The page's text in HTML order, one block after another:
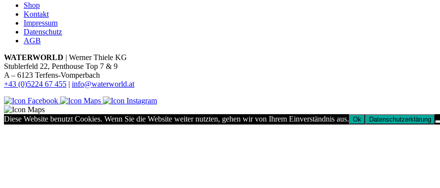
Shop
Kontakt
Impressum
Datenschutz
AGB
WATERWORLD | Werner Thiele KG
Stublerfeld 22, Penthouse Top 7 & 9
A – 6123 Terfens-Vomperbach
+43 (0)5224 67 455 | info@waterworld.at
Diese Website benutzt Cookies. Wenn Sie die Website weiter nutzten, gehen wir von Ihrem Einverständnis aus. Ok Datenschutzerklärung